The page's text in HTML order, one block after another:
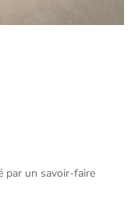
par un savoir-faire